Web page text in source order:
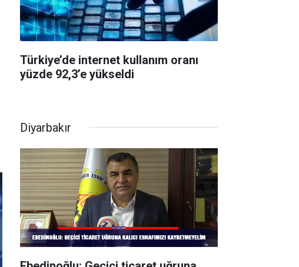
Türkiye’de internet kullanım oranı
yüzde 92,3’e yükseldi
Diyarbakır